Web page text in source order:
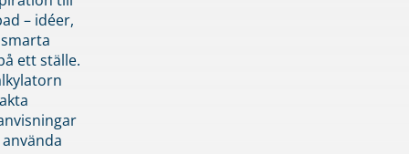
– idéer,
ett ställe.